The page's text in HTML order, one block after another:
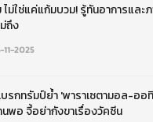
ไม่ใช่แค่แก้มบวม! รู้ทันอาการและ
ถึง
11-2025
บรกทรัมป์ย้ำ 'พาราเซตามอล-อ
พอ จี้อย่ากังขาเรื่องวัคซีน